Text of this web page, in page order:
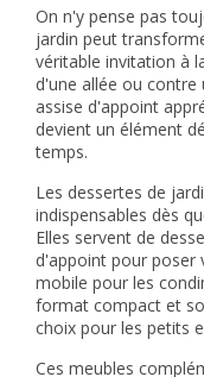
On n'y pense pas
jardin peut
véritable invitation à
d'une allée ou
assise d'appoint
devient un élément
temps.
Les dessertes de
indispensables dès
Elles servent de
d'appoint pour poser
mobile pour les
format compact et
choix pour les petits
Ces meubles